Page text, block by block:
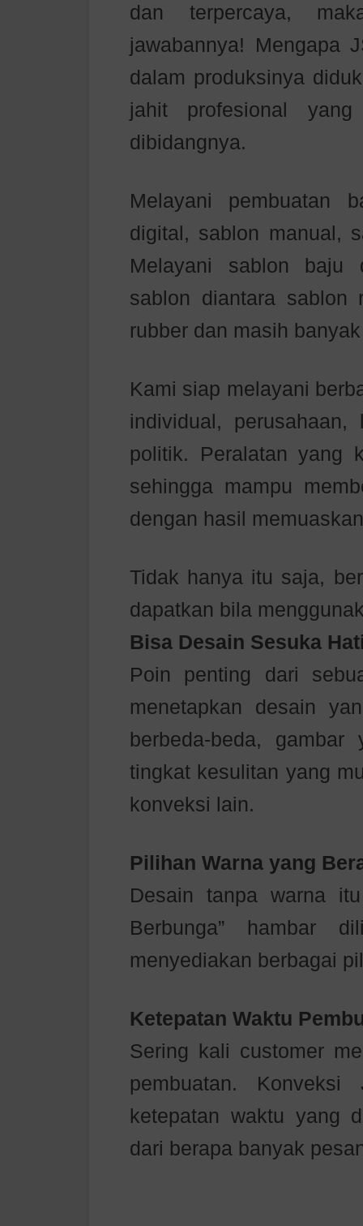
dan terpercaya,
jawabannya! Mengapa
dalam produksinya
jahit profesional
dibidangnya.
Melayani pembuatan
digital, sablon manual,
Melayani sablon baju
sablon diantara sablon
rubber dan masih
Kami siap melayani
individual,
politik. Peralatan yang
sehingga mampu
dengan hasil
Tidak hanya itu saja,
dapatkan bila
Bisa Desain Sesuka
Poin penting dari
menetapkan desain
berbeda-beda,
tingkat kesulitan yang
konveksi lain.
Pilihan Warna yang
Desain tanpa warna
Berbunga” hambar
menyediakan berbagai
Ketepatan Waktu
Sering kali customer
pembuatan. Konveksi
ketepatan waktu yang
dari berapa banyak